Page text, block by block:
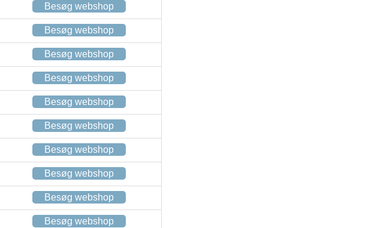
Besøg webshop
Besøg webshop
Besøg webshop
Besøg webshop
Besøg webshop
Besøg webshop
Besøg webshop
Besøg webshop
Besøg webshop
Besøg webshop